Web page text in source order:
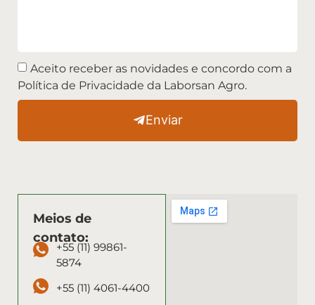
Aceito receber as novidades e concordo com a
Política de Privacidade da Laborsan Agro.
Enviar
Meios de
contato:
+55 (11) 99861-
5874
+55 (11) 4061-4400